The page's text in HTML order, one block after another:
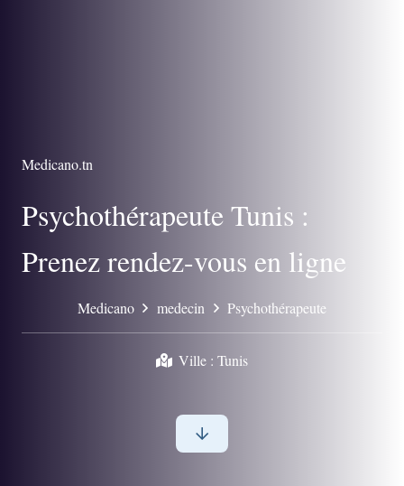
Medicano.tn
Psychothérapeute Tunis :
Prenez rendez-vous en ligne
Medicano medecin Psychothérapeute
Ville : Tunis